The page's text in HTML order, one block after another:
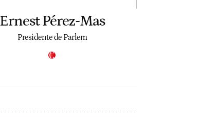
Ernest Pérez-Mas
Presidente de Parlem